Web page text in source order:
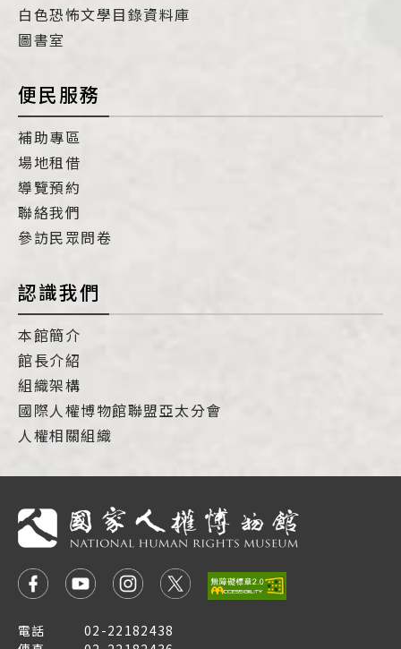
白色恐怖文學目錄資料庫
圖書室
便民服務
補助專區
場地租借
導覽預約
聯絡我們
參訪民眾問卷
認識我們
本館簡介
館長介紹
組織架構
國際人權博物館聯盟亞太分會
人權相關組織
電話
02-22182438